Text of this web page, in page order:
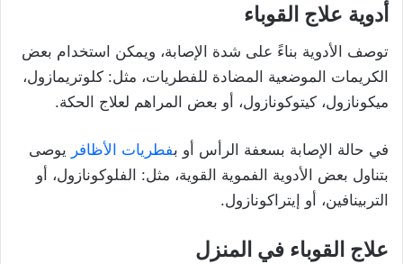
أدوية علاج القوباء
توصف الأدوية بناءً على شدة الإصابة، ويمكن استخدام بعض
الكريمات الموضعية المضادة للفطريات، مثل: كلوتريمازول،
ميكونازول، كيتوكونازول، أو بعض المراهم لعلاج الحكة.
في حالة الإصابة بسعفة الرأس أو بفطريات الأظافر يوصى
بتناول بعض الأدوية الفموية القوية، مثل: الفلوكونازول، أو
التربينافين، أو إيتراكونازول.
علاج القوباء في المنزل